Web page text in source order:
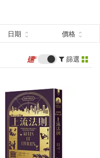
日期 價格
篩選